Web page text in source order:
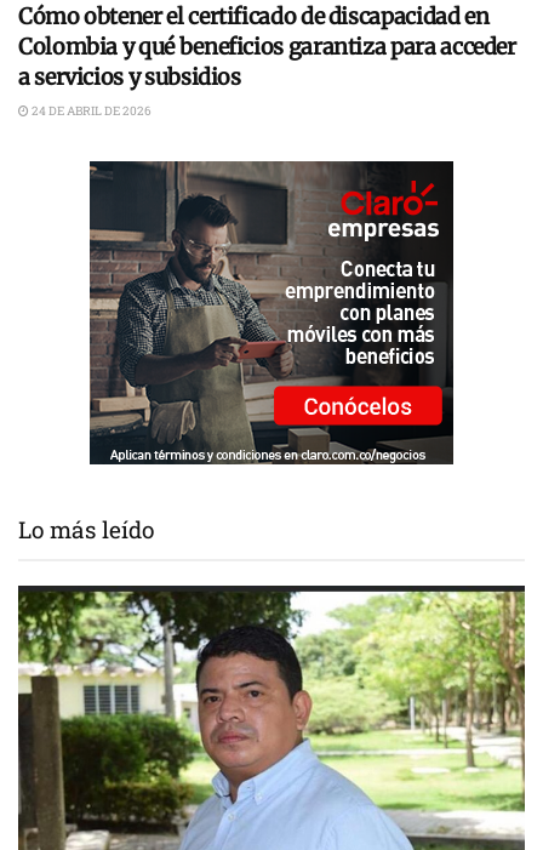
Cómo obtener el certificado de discapacidad en
Colombia y qué beneficios garantiza para acceder
a servicios y subsidios
24 DE ABRIL DE 2026
Lo más leído